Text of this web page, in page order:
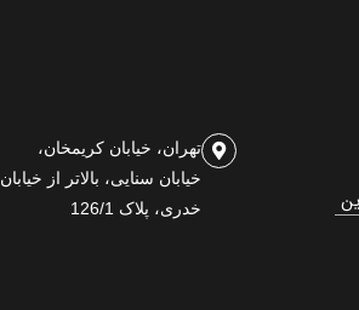
تهران، خیابان کریمخان،
خیابان سنایی، بالاتر از خیابان
خدری، پلاک 126/1